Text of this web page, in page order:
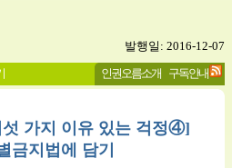
발행일: 2016-12-07
인권오름소개 구독안내
가지 이유 있는 걱정④]
금지법에 담기